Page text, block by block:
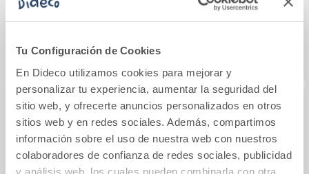
Tu Configuración de Cookies
En Dideco utilizamos cookies para mejorar y
personalizar tu experiencia, aumentar la seguridad del
sitio web, y ofrecerte anuncios personalizados en otros
sitios web y en redes sociales. Además, compartimos
información sobre el uso de nuestra web con nuestros
colaboradores de confianza de redes sociales, publicidad
y análisis web, los cuales pueden combinarla con otra
Oscuro como la
tumba en la que
yace mi amigo
El Instituto
(edición serie)